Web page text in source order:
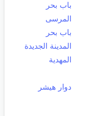
باب بحر
المرسى
باب بحر
المدينة الجديدة
المهدية
دوار هيشر